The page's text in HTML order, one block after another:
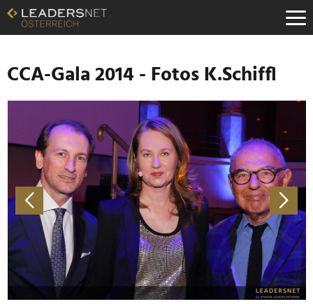
Zum
Inhalt
Zur
Navigation
Zur
Hauptnavigation
CCA-Gala 2014 - Fotos K.Schiffl